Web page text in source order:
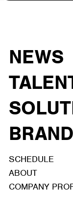
NEWS
BRAND
SCHEDULE
ABOUT
COMPANY